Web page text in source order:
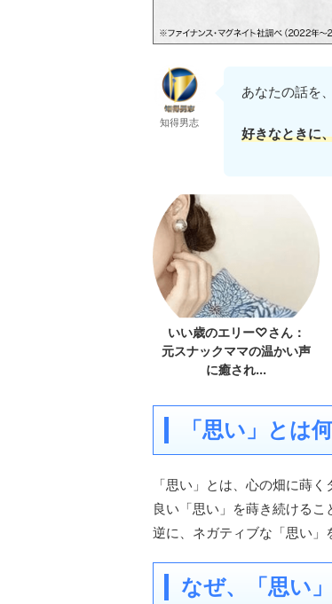
知得男志
あなたの話を
好きなときに
いい歳のエリー♡さん：
元スナックママの温かい声
「思い」とは
「思い」とは、心の畑に蒔く
良い「思い」を蒔き続ける